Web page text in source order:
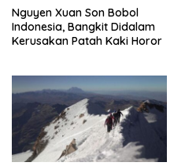
Nguyen Xuan Son Bobol
Indonesia, Bangkit Didalam
Kerusakan Patah Kaki Horor